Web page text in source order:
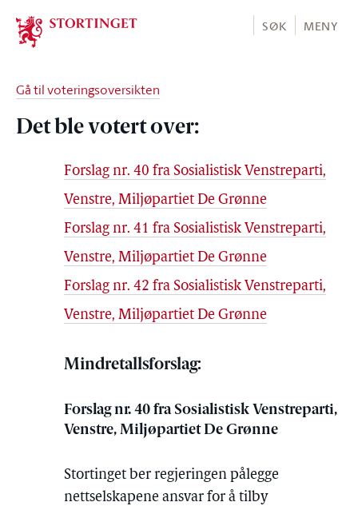
Stortinget.no
SØK MENY
Gå til voteringsoversikten
Det ble votert over:
Forslag nr. 40 fra Sosialistisk Venstreparti,
Venstre, Miljøpartiet De Grønne
Forslag nr. 41 fra Sosialistisk Venstreparti,
Venstre, Miljøpartiet De Grønne
Forslag nr. 42 fra Sosialistisk Venstreparti,
Venstre, Miljøpartiet De Grønne
Mindretallsforslag:
Forslag nr. 40 fra Sosialistisk Venstreparti,
Venstre, Miljøpartiet De Grønne
Stortinget ber regjeringen pålegge
nettselskapene ansvar for å tilby